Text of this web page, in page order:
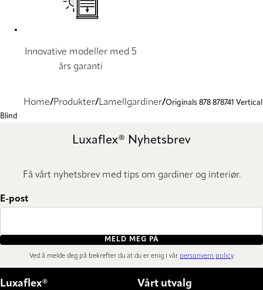
Innovative modeller med 5
års garanti
Home Produkter Lamellgardiner Originals 878 878741 Vertical
Blind
Luxaflex® Nyhetsbrev
Få vårt nyhetsbrev med tips om gardiner og interiør.
E-post
MELD MEG PÅ
Ved å melde deg på bekrefter du at du er enig i vår personvern policy.
Luxaflex® Vårt utvalg